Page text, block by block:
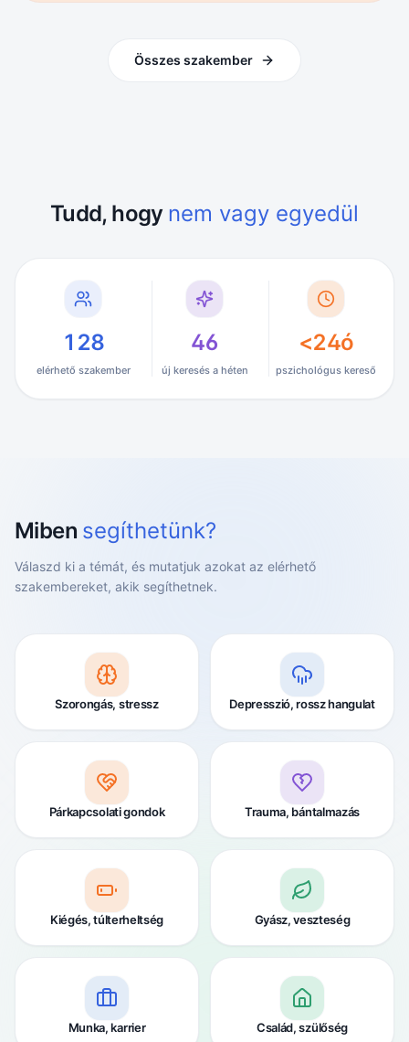
Összes szakember
Tudd, hogy nem vagy egyedül
128
elérhető szakember
46
új keresés a héten
<24ó
pszichológus kereső
Miben segíthetünk?
Válaszd ki a témát, és mutatjuk azokat az elérhető
szakembereket, akik segíthetnek.
Szorongás, stressz Depresszió, rossz hangulat
Párkapcsolati gondok Trauma, bántalmazás
Kiégés, túlterheltség Gyász, veszteség
Munka, karrier Család, szülőség